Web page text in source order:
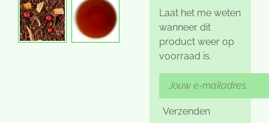
Laat het me weten
wanneer dit
product weer op
voorraad is.
Verzenden